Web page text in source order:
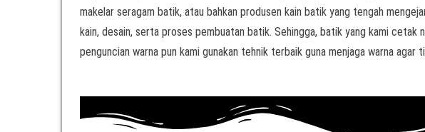
makelar seragam batik, atau bahkan produsen kain batik yang tengah
kain, desain, serta proses pembuatan batik. Sehingga, batik yang kami cetak
penguncian warna pun kami gunakan tehnik terbaik guna menjaga warna agar